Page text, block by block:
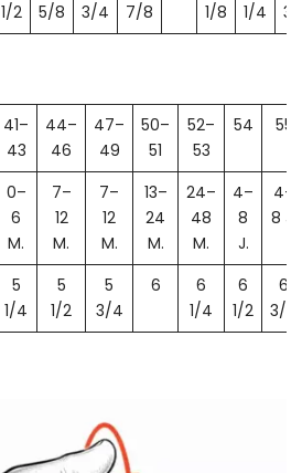
1/2
5/8
3/4
7/8
1/8
1/4
41–
43
44–
46
47–
49
50–
51
52–
53
54 55
0–
6
M.
7–
12
M.
7–
12
M.
13–
24
M.
24–
48
M.
4–
8
J.
4–
8 J.
5
1/4
5
1/2
5
3/4
6
6
1/4
6
1/2
6
3/4